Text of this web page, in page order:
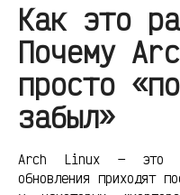
Как это
Почему
просто
забыл»
Arch Linux — это
обновления приходят